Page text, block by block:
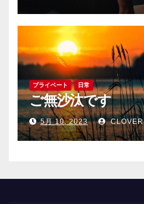
プライベート 日常
ご無沙汰です
5月 10, 2023 CLOVER